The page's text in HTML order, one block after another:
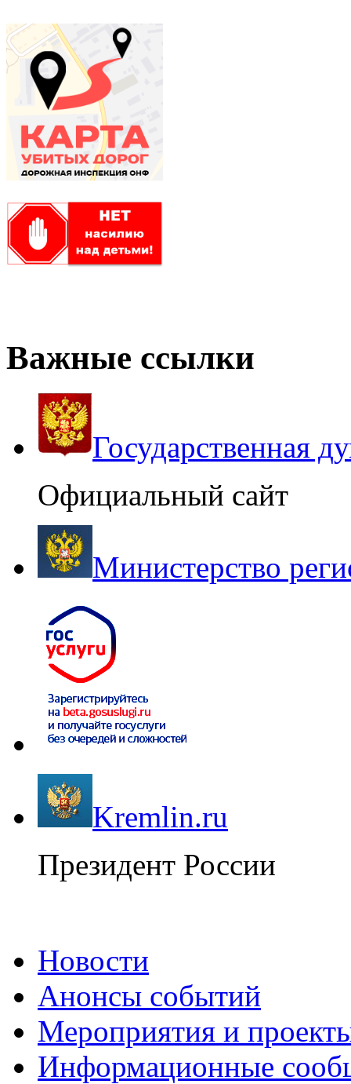
Важные ссылки
Государственная
Официальный сайт
Министерство
Kremlin.ru
Президент России
Новости
Анонсы событий
Мероприятия и
Информационные